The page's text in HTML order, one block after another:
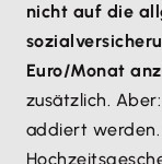
nicht auf die
Euro/Monat
zusätzlich.
addiert werden.